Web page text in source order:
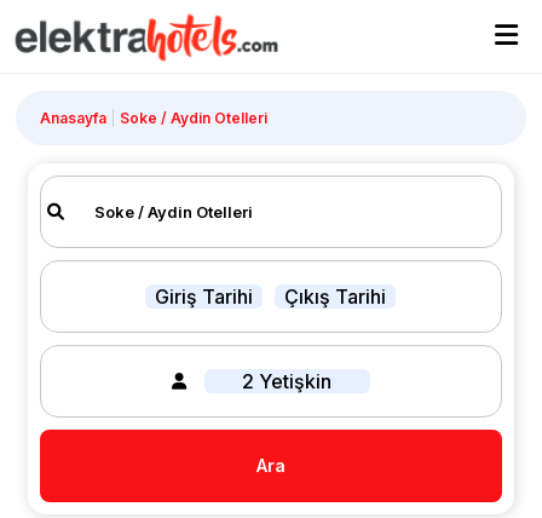
Anasayfa Soke / Aydin Otelleri
Giriş Tarihi Çıkış Tarihi
2 Yetişkin
Ara